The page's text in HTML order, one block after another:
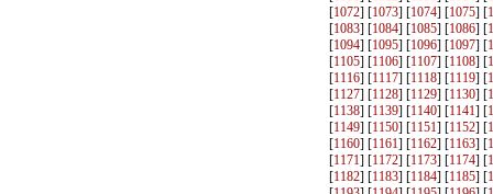
[1072] [1073] [1074] [1075] [
[1083] [1084] [1085] [1086] [
[1094] [1095] [1096] [1097] [
[1105] [1106] [1107] [1108] [
[1116] [1117] [1118] [1119] [
[1127] [1128] [1129] [1130] [
[1138] [1139] [1140] [1141] [
[1149] [1150] [1151] [1152] [
[1160] [1161] [1162] [1163] [
[1171] [1172] [1173] [1174] [
[1182] [1183] [1184] [1185] [